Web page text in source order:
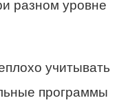
разном уровне
учитывать
программы